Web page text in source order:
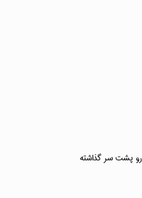
رو پشت سر گذاشته